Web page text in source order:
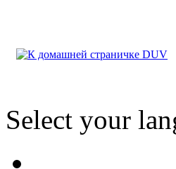
Select your